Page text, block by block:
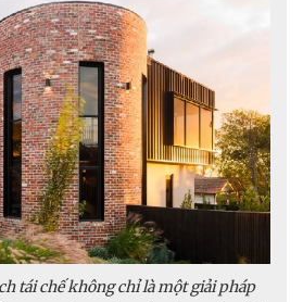
tái chế không chỉ là một giải pháp